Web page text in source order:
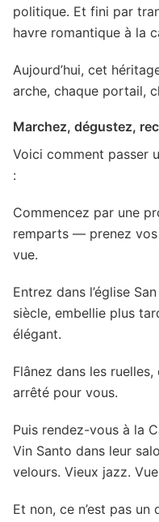
politique. Et fini par
havre romantique à la
Aujourd’hui, cet
arche, chaque portail,
Marchez, dégustez,
Voici comment passer
:
Commencez par une
remparts — prenez vos
vue.
Entrez dans l’église
siècle, embellie plus
élégant.
Flânez dans les
arrêté pour vous.
Puis rendez-vous à la
Vin Santo dans leur
velours. Vieux jazz.
Et non, ce n’est pas un